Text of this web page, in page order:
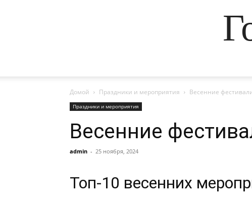
Домой Праздники и мероприятия Весенние
Праздники и мероприятия
Весенние
admin - 25 ноября, 2024
Топ-10 весенних